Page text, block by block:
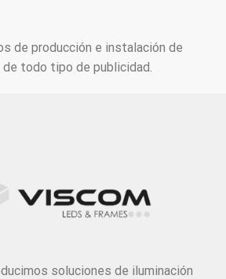
de producción e instalación de
todo tipo de publicidad.
soluciones de iluminación